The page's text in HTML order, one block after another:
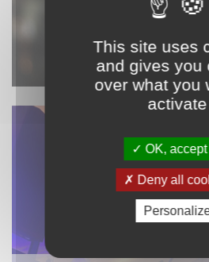
This site uses
and gives you
over what you
activate
OK, accept
Deny all